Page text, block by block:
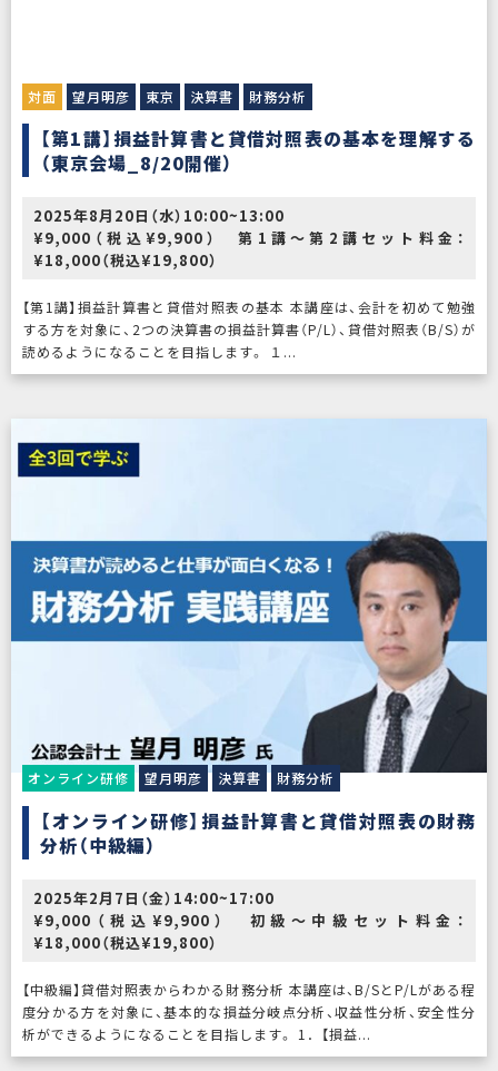
対面 望月明彦 東京 決算書 財務分析
【第1講】損益計算書と貸借対照表の基本を理解する
（東京会場_8/20開催）
2025年8月20日（水）10:00~13:00
¥9,000（税込¥9,900） 第1講～第2講セット料金：
¥18,000（税込¥19,800）
【第1講】損益計算書と貸借対照表の基本 本講座は、会計を初めて勉強
する方を対象に、2つの決算書の損益計算書（P/L）、貸借対照表（B/S）が
読めるようになることを目指します。 １...
オンライン研修 望月明彦 決算書 財務分析
【オンライン研修】損益計算書と貸借対照表の財務
分析（中級編）
2025年2月7日（金）14:00~17:00
¥9,000（税込¥9,900） 初級～中級セット料金：
¥18,000（税込¥19,800）
【中級編】貸借対照表からわかる財務分析 本講座は、B/SとP/Lがある程
度分かる方を対象に、基本的な損益分岐点分析、収益性分析、安全性分
析ができるようになることを目指します。 1．【損益...